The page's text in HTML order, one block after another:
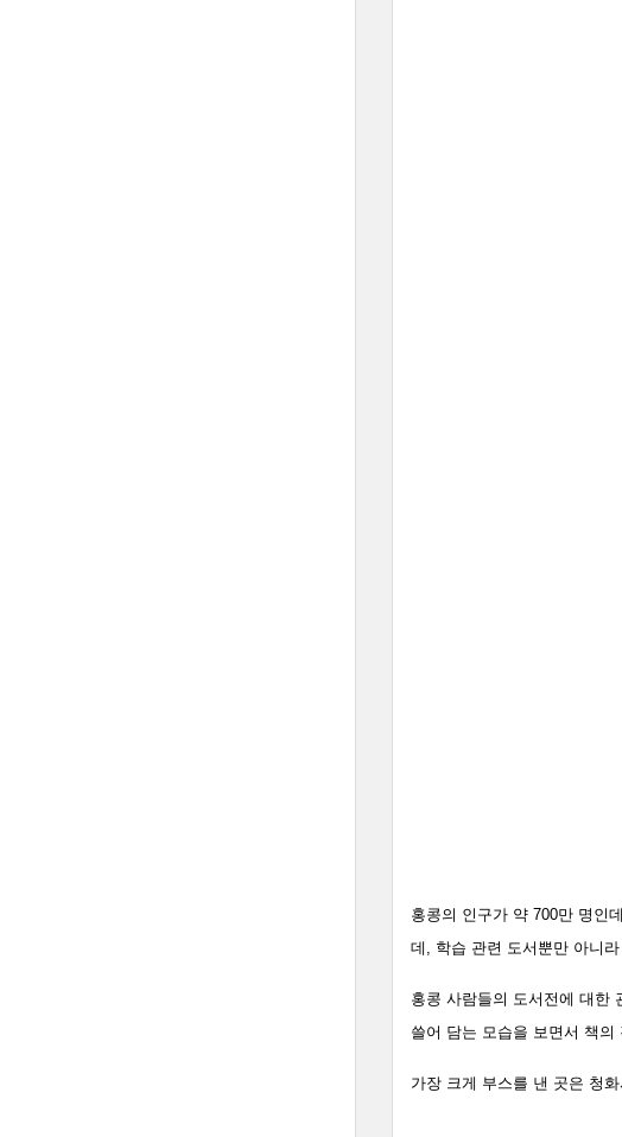
홍콩의 인구가 약 700만 명인
데, 학습 관련 도서뿐만 아니
홍콩 사람들의 도서전에 대한
쓸어 담는 모습을 보면서 책
가장 크게 부스를 낸 곳은 청